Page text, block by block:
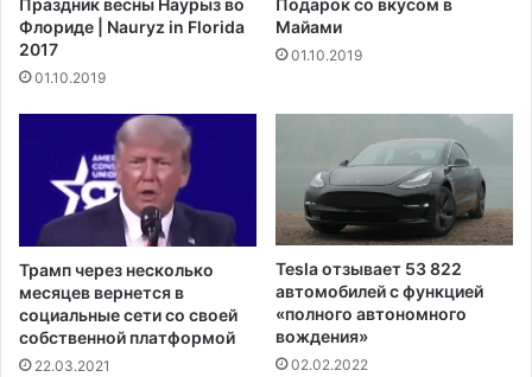
о
в
а
н
т
в
о
л
е
е
в
с
с
п
о
л
Флориде | Nauryz in Florida
2017
01.10.2019
Майами
01.10.2019
Трамп через несколько
месяцев вернется в
социальные сети со своей
собственной платформой
22.03.2021
Tesla отзывает 53 822
автомобилей с функцией
«полного автономного
вождения»
02.02.2022